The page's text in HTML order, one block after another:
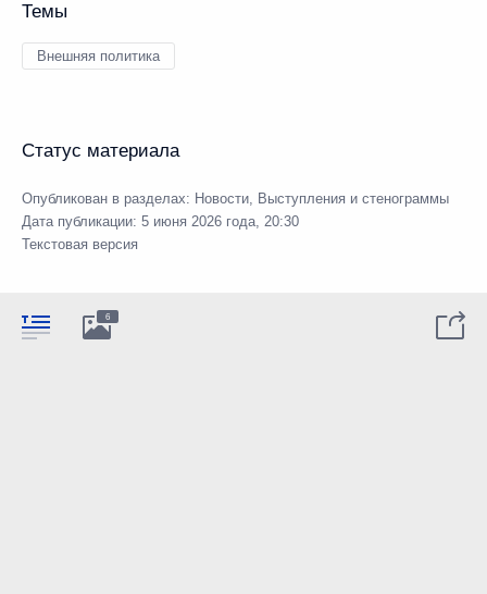
Темы
Внешняя политика
Статус материала
Опубликован в разделах: Новости, Выступления и стенограммы
Дата публикации: 5 июня 2026 года, 20:30
Текстовая версия
6